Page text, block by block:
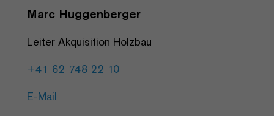
Marc Huggenberger
Leiter Akquisition Holzbau
+41 62 748 22 10
E-Mail